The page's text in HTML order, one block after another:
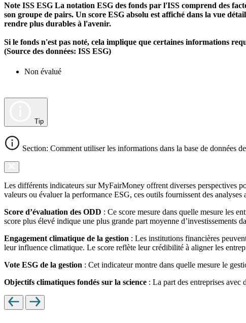
Note ISS ESG La notation ESG des fonds par l'ISS comprend des
son groupe de pairs. Un score ESG absolu est affiché dans la vue
rendre plus durables à l'avenir.
Si le fonds n'est pas noté, cela implique que certaines informations
(Source des données: ISS ESG)
Non évalué
Tip
Section: Comment utiliser les informations dans la base de données
Les différents indicateurs sur MyFairMoney offrent diverses perspectives
valeurs ou évaluer la performance ESG, ces outils fournissent des analyses
Score d’évaluation des ODD : Ce score mesure dans quelle mesure les
score plus élevé indique une plus grande part moyenne d’investissements
Engagement climatique de la gestion : Les institutions financières
leur influence climatique. Le score reflète leur crédibilité à aligner les
Vote ESG de la gestion : Cet indicateur montre dans quelle mesure le
Objectifs climatiques fondés sur la science : La part des entreprises